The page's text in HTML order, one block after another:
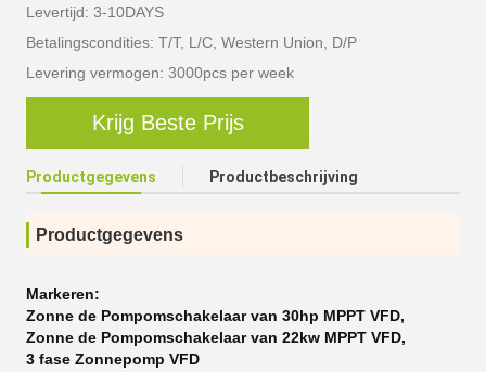
Levertijd: 3-10DAYS
Betalingscondities: T/T, L/C, Western Union, D/P
Levering vermogen: 3000pcs per week
Krijg Beste Prijs
Productgegevens Productbeschrijving
Productgegevens
Markeren:
Zonne de Pompomschakelaar van 30hp MPPT VFD,
Zonne de Pompomschakelaar van 22kw MPPT VFD,
3 fase Zonnepomp VFD